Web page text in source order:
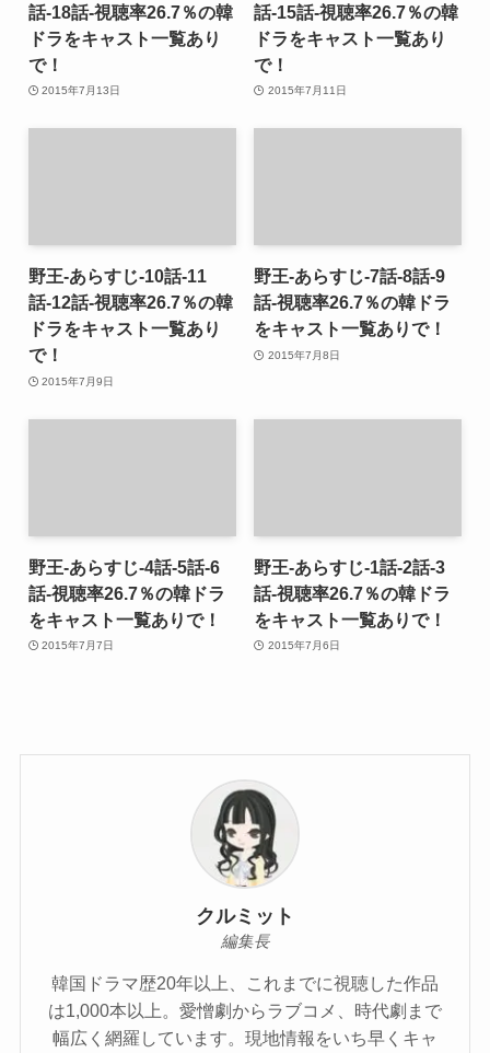
話-18話-視聴率26.7％の韓
ドラをキャスト一覧あり
で！
2015年7月13日
話-15話-視聴率26.7％の韓
ドラをキャスト一覧あり
で！
2015年7月11日
野王-あらすじ-10話-11
話-12話-視聴率26.7％の韓
ドラをキャスト一覧あり
で！
2015年7月9日
野王-あらすじ-7話-8話-9
話-視聴率26.7％の韓ドラ
をキャスト一覧ありで！
2015年7月8日
野王-あらすじ-4話-5話-6
話-視聴率26.7％の韓ドラ
をキャスト一覧ありで！
2015年7月7日
野王-あらすじ-1話-2話-3
話-視聴率26.7％の韓ドラ
をキャスト一覧ありで！
2015年7月6日
クルミット
編集長
韓国ドラマ歴20年以上、これまでに視聴した作品
は1,000本以上。愛憎劇からラブコメ、時代劇まで
幅広く網羅しています。現地情報をいち早くキャ